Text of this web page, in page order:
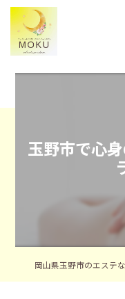
玉野市で心